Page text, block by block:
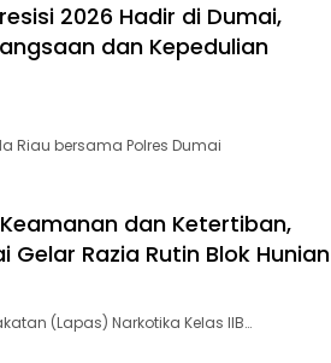
2026 Hadir di Dumai,
dan Kepedulian
Riau bersama Polres Dumai
dan Ketertiban,
Gelar Razia Rutin Blok Hunian
(Lapas) Narkotika Kelas IIB…